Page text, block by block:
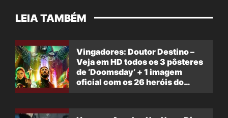
LEIA TAMBÉM
Vingadores: Doutor Destino –
Veja em HD todos os 3 pôsteres
de ‘Doomsday’ + 1 imagem
oficial com os 26 heróis do